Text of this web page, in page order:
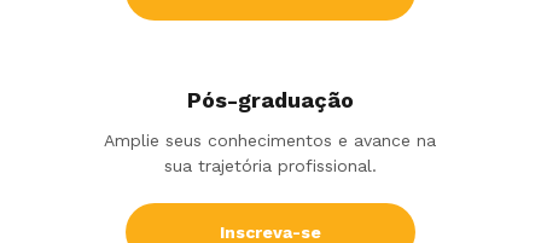
Pós-graduação
Amplie seus conhecimentos e avance na
sua trajetória profissional.
Inscreva-se